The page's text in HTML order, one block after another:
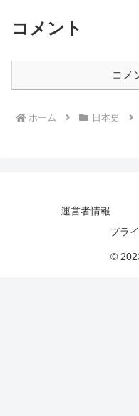
コメント
コメ
ホーム 日本史
運営者情報
プラ
©